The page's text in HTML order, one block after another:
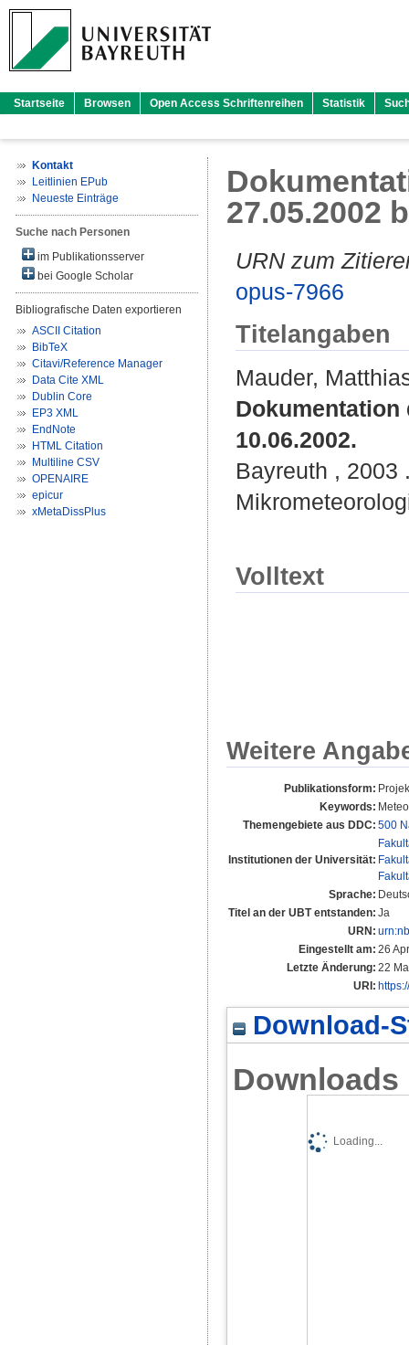
Startseite Browsen Open Access Schriftenreihen Statistik
Kontakt
Leitlinien EPub
Neueste Einträge
Suche nach Personen
im Publikationsserver
bei Google Scholar
Bibliografische Daten exportieren
ASCII Citation
BibTeX
Citavi/Reference Manager
Data Cite XML
Dublin Core
EP3 XML
EndNote
HTML Citation
Multiline CSV
OPENAIRE
epicur
xMetaDissPlus
27.05.2002
URN zum
opus-7966
Titelangaben
Mauder,
Dokumentation
10.06.2002.
Bayreuth , 2003
Volltext
Weitere
Publikationsform:
Keywords:
Themengebiete aus DDC: 500
Institutionen der Universität:
Sprache:
Titel an der UBT entstanden: Ja
URN:
Eingestellt am: 26
Letzte Änderung: 22
URI:
Download-
Downloads
Loading...